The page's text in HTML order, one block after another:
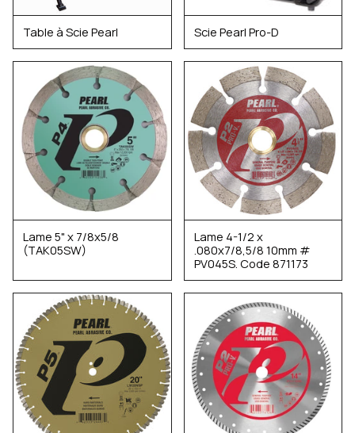
Table à Scie Pearl Scie Pearl Pro-D
Lame 5" x 7/8x5/8
(TAK05SW)
Lame 4-1/2 x
.080x7/8,5/8 10mm #
PV045S. Code 871173